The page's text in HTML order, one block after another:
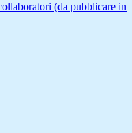
(da pubblicare in